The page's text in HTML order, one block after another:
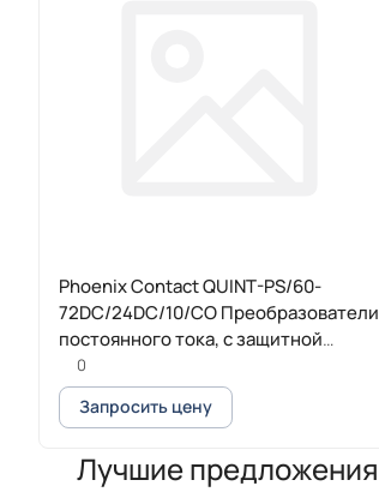
Phoenix Contact QUINT-PS/60-
72DC/24DC/10/CO Преобразователи
постоянного тока, с защитной
лакировкой
0
Запросить цену
Лучшие предложения